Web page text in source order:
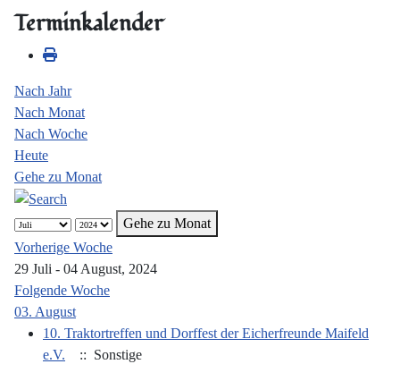
Terminkalender
Nach Jahr
Nach Monat
Nach Woche
Heute
Gehe zu Monat
Gehe zu Monat
Vorherige Woche
29 Juli - 04 August, 2024
Folgende Woche
03. August
10. Traktortreffen und Dorffest der Eicherfreunde Maifeld
e.V.
:: Sonstige